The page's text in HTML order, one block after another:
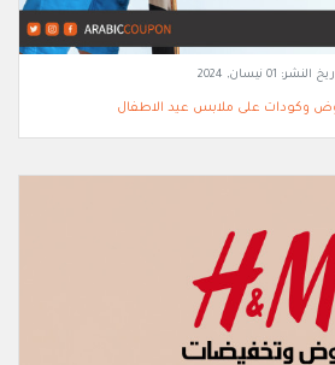
النشر: 01 نيسان, 2024
وكودات على ملابس عيد الاطفال